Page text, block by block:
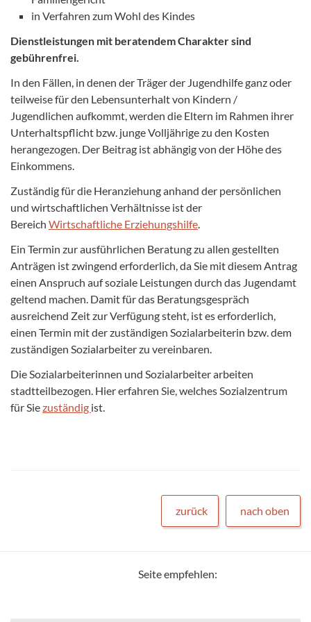
in Verfahren zum Wohl des Kindes
Dienstleistungen mit beratendem Charakter sind
gebührenfrei.
In den Fällen, in denen der Träger der Jugendhilfe ganz oder
teilweise für den Lebensunterhalt von Kindern /
Jugendlichen aufkommt, werden die Eltern im Rahmen ihrer
Unterhaltspflicht bzw. junge Volljährige zu den Kosten
herangezogen. Der Beitrag ist abhängig von der Höhe des
Einkommens.
Zuständig für die Heranziehung anhand der persönlichen
und wirtschaftlichen Verhältnisse ist der
Bereich Wirtschaftliche Erziehungshilfe
Ein Termin zur ausführlichen Beratung zu allen gestellten
Anträgen ist zwingend erforderlich, da Sie mit diesem Antrag
einen Anspruch auf soziale Leistungen durch das Jugendamt
geltend machen. Damit für das Beratungsgespräch
ausreichend Zeit zur Verfügung steht, ist es erforderlich,
einen Termin mit der zuständigen Sozialarbeiterin bzw. dem
zuständigen Sozialarbeiter zu vereinbaren.
Die Sozialarbeiterinnen und Sozialarbeiter arbeiten
stadtteilbezogen. Hier erfahren Sie, welches Sozialzentrum
für Siezuständig ist.
zurück nach oben
Seite empfehlen: